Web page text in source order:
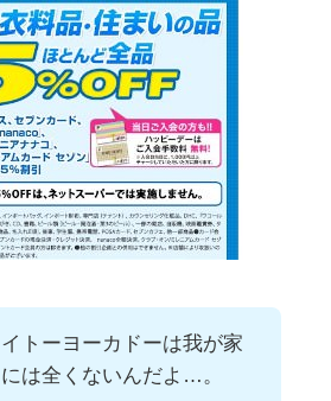
トーヨーカドーは我が家
は全くないんだよ…。